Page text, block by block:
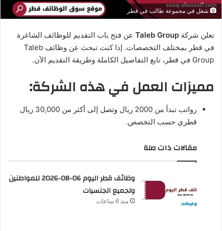
ت
و
شغل في مجموعة طالب في قطر
تعلن شركة Taleb Group عن فتح باب التقديم للوظائف الشاغرة
في قطر بمختلف التخصصات. إذا كنت تبحث عن وظائف Taleb
Group في قطر، تابع التفاصيل الكاملة وطريقة التقديم الآن.
مميزات العمل في هذه الشركة:
رواتب تبدأ من 2000 ريال وتصل إلى أكثر من 30,000 ريال
قطري حسب التخصص.
مقالات ذات صلة
وظائف قطر اليوم 06-08-2026 للمواطنين
ولجميع الجنسيات
منذ 6 ساعات